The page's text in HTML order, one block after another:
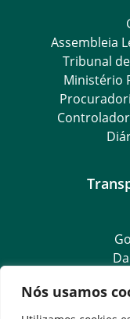
Nós usamos
Assembleia
Tribunal
Ministério
e-SIC – Serviço